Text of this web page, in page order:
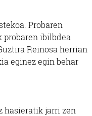
Probaren
probaren ibilbdea
Reinosa herrian
eginez egin behar
hasieratik jarri zen